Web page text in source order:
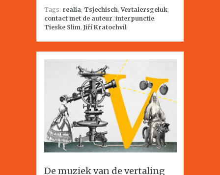
Tags: realia, Tsjechisch,Vertalersgeluk,
contact met de auteur, interpunctie,
Tieske Slim, Jiří Kratochvil
De muziek van de vertaling